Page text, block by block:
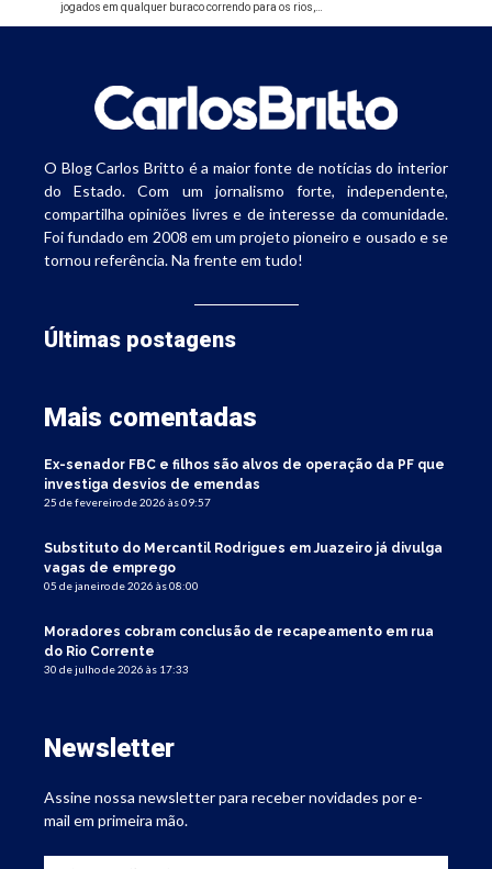
jogados em qualquer buraco correndo para os rios,…
O Blog Carlos Britto é a maior fonte de notícias do interior
do Estado. Com um jornalismo forte, independente,
compartilha opiniões livres e de interesse da comunidade.
Foi fundado em 2008 em um projeto pioneiro e ousado e se
tornou referência. Na frente em tudo!
Últimas postagens
Mais comentadas
Ex-senador FBC e filhos são alvos de operação da PF que
investiga desvios de emendas
25 de fevereiro de 2026 às 09:57
Substituto do Mercantil Rodrigues em Juazeiro já divulga
vagas de emprego
05 de janeiro de 2026 às 08:00
Moradores cobram conclusão de recapeamento em rua
do Rio Corrente
30 de julho de 2026 às 17:33
Newsletter
Assine nossa newsletter para receber novidades por e-
mail em primeira mão.